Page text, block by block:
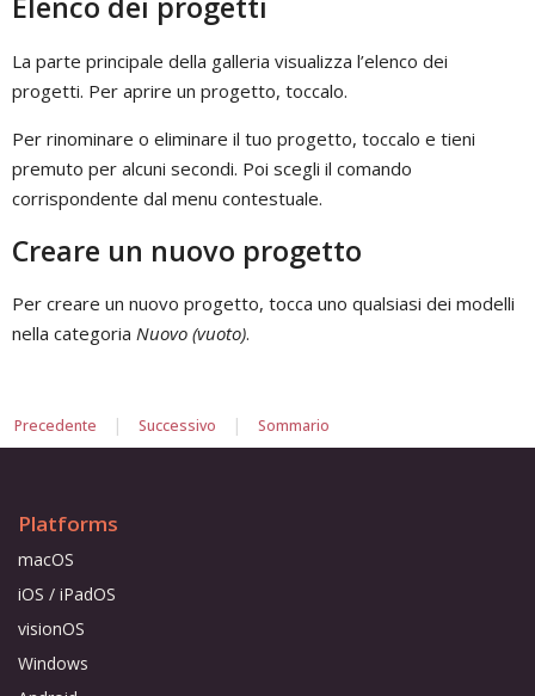
La parte principale della galleria visualizza l’elenco dei
progetti. Per aprire un progetto, toccalo.
Per rinominare o eliminare il tuo progetto, toccalo e tieni
premuto per alcuni secondi. Poi scegli il comando
corrispondente dal menu contestuale.
Creare un nuovo progetto
Per creare un nuovo progetto, tocca uno qualsiasi dei modelli
nella categoria Nuovo (vuoto).
Precedente | Successivo | Sommario
Platforms
macOS
iOS / iPadOS
visionOS
Windows